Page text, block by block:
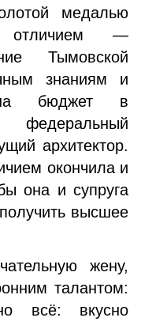
медалью
отличием —
Тымовской
знаниям и
на бюджет в
архитектор.
окончила и
она и супруга
высшее
жену,
талантом:
всё: вкусно